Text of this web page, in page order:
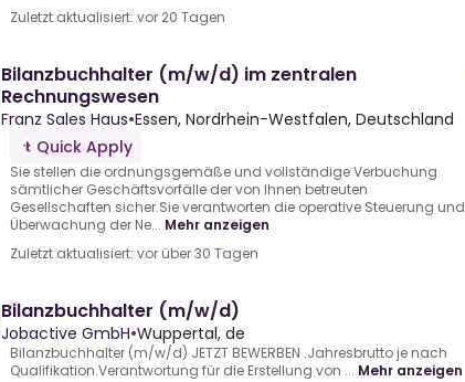
Zuletzt aktualisiert: vor 20 Tagen
Bilanzbuchhalter (m/w/d) im zentralen
Rechnungswesen
Franz Sales Haus•Essen, Nordrhein-Westfalen, Deutschland
Quick Apply
Sie stellen die ordnungsgemäße und vollständige Verbuchung
sämtlicher Geschäftsvorfälle der von Ihnen betreuten
Gesellschaften sicher.Sie verantworten die operative Steuerung und
Überwachung der Ne... Mehr anzeigen
Zuletzt aktualisiert: vor über 30 Tagen
Bilanzbuchhalter (m/w/d)
Jobactive GmbH•Wuppertal, de
Bilanzbuchhalter (m/w/d) JETZT BEWERBEN .Jahresbrutto je nach
Qualifikation.Verantwortung für die Erstellung von ... Mehr anzeigen